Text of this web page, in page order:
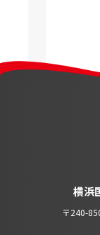
横浜
〒240-